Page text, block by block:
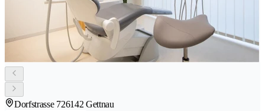
Dorfstrasse 726142 Gettnau